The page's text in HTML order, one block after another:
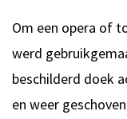
Om een opera of
werd
beschilderd doek
en weer